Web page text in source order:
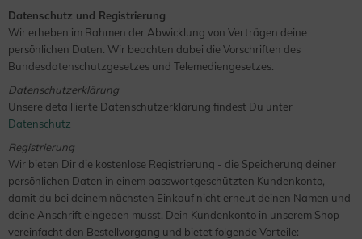
Datenschutz und Registrierung
Wir erheben im Rahmen der Abwicklung von Verträgen deine
persönlichen Daten. Wir beachten dabei die Vorschriften des
Bundesdatenschutzgesetzes und Telemediengesetzes.
Datenschutzerklärung
Unsere detaillierte Datenschutzerklärung findest Du unter
Datenschutz
Registrierung
Wir bieten Dir die kostenlose Registrierung - die Speicherung deiner
persönlichen Daten in einem passwortgeschützten Kundenkonto,
damit du bei deinem nächsten Einkauf nicht erneut deinen Namen und
deine Anschrift eingeben musst. Dein Kundenkonto in unserem Shop
vereinfacht den Bestellvorgang und bietet folgende Vorteile: